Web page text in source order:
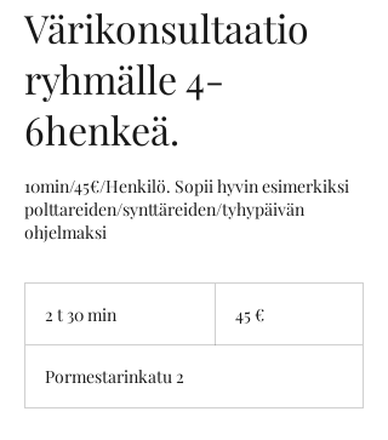
Värikonsultaatio
ryhmälle 4-
6henkeä.
10min/45€/Henkilö. Sopii hyvin esimerkiksi
polttareiden/synttäreiden/tyhypäivän
ohjelmaksi
2 t 30 min
0
m
45 €
Pormestarinkatu 2